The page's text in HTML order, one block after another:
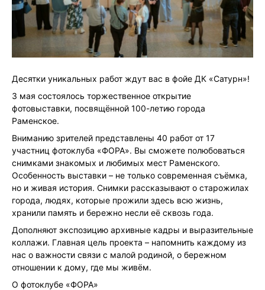
Десятки уникальных работ ждут вас в фойе ДК «Сатурн»!
3 мая состоялось торжественное открытие
фотовыставки, посвящённой 100-летию города
Раменское.
Вниманию зрителей представлены 40 работ от 17
участниц фотоклуба «ФОРА». Вы сможете полюбоваться
снимками знакомых и любимых мест Раменского.
Особенность выставки – не только современная съёмка,
но и живая история. Снимки рассказывают о старожилах
города, людях, которые прожили здесь всю жизнь,
хранили память и бережно несли её сквозь года.
Дополняют экспозицию архивные кадры и выразительные
коллажи. Главная цель проекта – напомнить каждому из
нас о важности связи с малой родиной, о бережном
отношении к дому, где мы живём.
О фотоклубе «ФОРА»